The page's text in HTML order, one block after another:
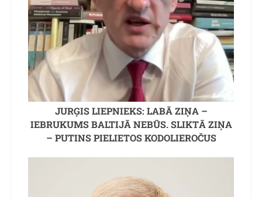
JURĢIS LIEPNIEKS: LABĀ ZIŅA –
IEBRUKUMS BALTIJĀ NEBŪS. SLIKTĀ ZIŅA
– PUTINS PIELIETOS KODOLIEROČUS